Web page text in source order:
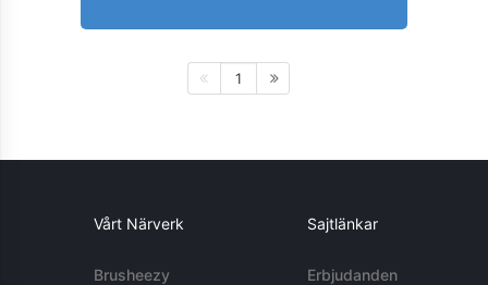
1
Vårt Närverk
Brusheezy
Sajtlänkar
Erbjudanden